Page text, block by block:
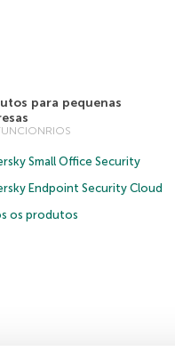
para pequenas
Small Office Security
Endpoint Security Cloud
os produtos